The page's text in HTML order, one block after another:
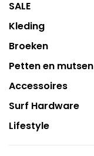
SALE
Kleding
Broeken
Petten en mutsen
Accessoires
Surf Hardware
Lifestyle